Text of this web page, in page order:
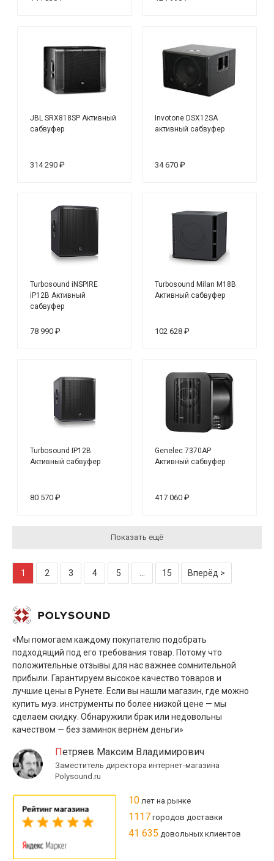
JBL SRX818SP Активный
сабвуфер
314 290 ₽
Invotone DSX12SA
активный сабвуфер
34 670 ₽
Turbosound iNSPIRE
iP12B Активный
сабвуфер
78 990 ₽
Turbosound Milan M18B
Активный сабвуфер
102 628 ₽
Turbosound IP12B
Активный сабвуфер
80 570 ₽
Genelec 7370AP
Активный сабвуфер
417 060 ₽
Показать ещё
1 2 3 4 5 15 Вперёд >
«Мы помогаем каждому покупателю подобрать
подходящий под его требования товар. Потому что
положительные отзывы для нас важнее сомнительной
прибыли. Гарантируем высокое качество товаров и
лучшие цены в Рунете. Если вы нашли магазин, где можно
купить муз. инструменты по более низкой цене — мы
сделаем скидку. Обнаружили брак или недовольны
качеством — без заминок вернём деньги»
Петряев Максим Владимирович
Заместитель директора интернет-магазина
Polysound.ru
10 лет на рынке
1117 городов доставки
41 635 довольных клиентов